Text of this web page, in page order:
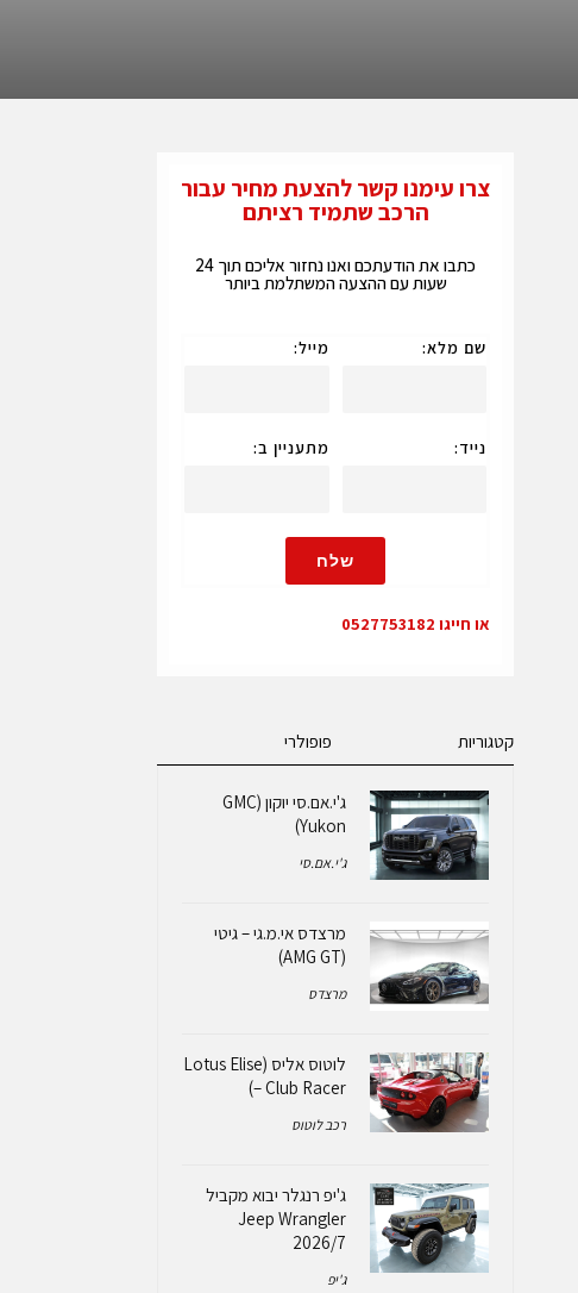
צרו עימנו קשר להצעת מחיר עבור
הרכב שתמיד רציתם
כתבו את הודעתכם ואנו נחזור אליכם תוך 24
שעות עם ההצעה המשתלמת ביותר
שם מלא: מייל:
נייד: מתעניין ב:
שלח
או חייגו 0527753182
פופולרי קטגוריות
ג'י.אם.סי יוקון (GMC
Yukon)
ג'י.אם.סי
מרצדס אי.מ.גי – גיטי
(AMG GT)
מרצדס
לוטוס אליס (Lotus Elise
– Club Racer)
רכב לוטוס
ג'יפ רנגלר יבוא מקביל
Jeep Wrangler
2026/7
ג'יפ